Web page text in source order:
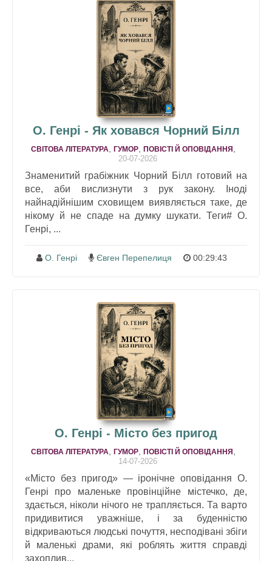
О. Генрі - Як ховався Чорний Білл
СВІТОВА ЛІТЕРАТУРА ГУМОР, ПОВІСТІ Й ОПОВІДАННЯ
20-07-2026
Знаменитий грабіжник Чорний Білл готовий на
все, аби вислизнути з рук закону. Іноді
найнадійнішим сховищем виявляється таке, де
нікому й не спаде на думку шукати. Теги# О.
Генрі, ...
О. Генрі Євген Перепелиця 00:29:43
О. Генрі - Місто без пригод
СВІТОВА ЛІТЕРАТУРА ГУМОР, ПОВІСТІ Й ОПОВІДАННЯ
14-07-2026
«Місто без пригод» — іронічне оповідання О.
Генрі про маленьке провінційне містечко, де,
здається, ніколи нічого не трапляється. Та варто
придивитися уважніше, і за буденністю
відкриваються людські почуття, несподівані збіги
й маленькі драми, які роблять життя справді
захоплив...